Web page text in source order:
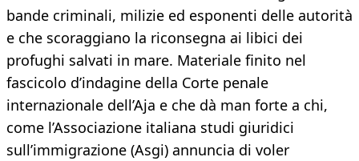
bande criminali, milizie ed esponenti delle autorità
e che scoraggiano la riconsegna ai libici dei
profughi salvati in mare. Materiale finito nel
fascicolo d’indagine della Corte penale
internazionale dell’Aja e che dà man forte a chi,
come l’Associazione italiana studi giuridici
sull’immigrazione (Asgi) annuncia di voler